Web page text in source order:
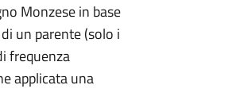
Monzese in base
un parente (solo i
frequenza
applicata una